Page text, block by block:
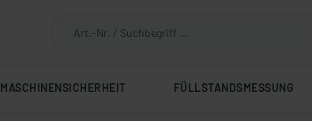
MASCHINENSICHERHEIT FÜLLSTANDSMESSUNG